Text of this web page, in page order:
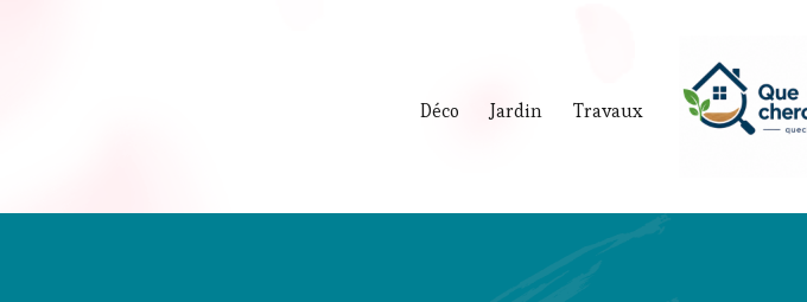
Déco Jardin Travaux